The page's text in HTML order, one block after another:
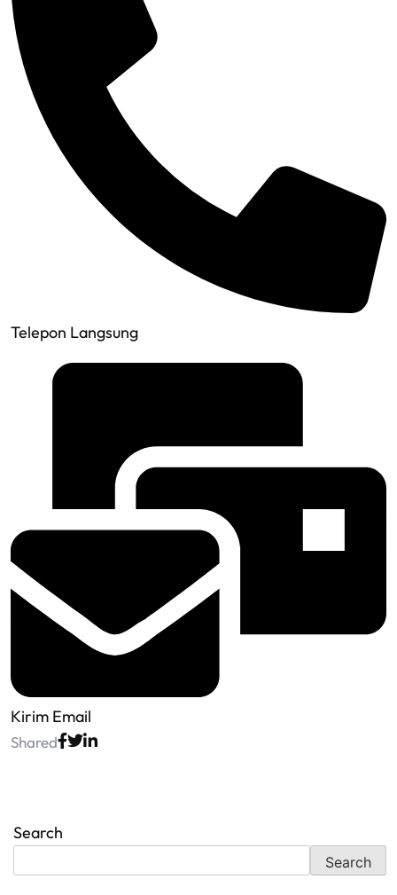
Telepon Langsung
Kirim Email
Shared
Search
Search